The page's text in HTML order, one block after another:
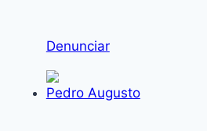
Denunciar
Pedro Augusto